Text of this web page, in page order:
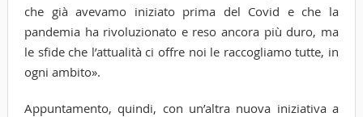
che già avevamo iniziato prima del Covid e che la
pandemia ha rivoluzionato e reso ancora più duro, ma
le sfide che l’attualità ci offre noi le raccogliamo tutte, in
ogni ambito».
Appuntamento, quindi, con un’altra nuova iniziativa a